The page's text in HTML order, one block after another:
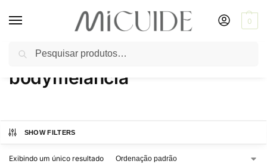
0
Início Produtos marcados com a tag “bodymelancia”
bodymelancia
SHOW FILTERS
Exibindo um único resultado